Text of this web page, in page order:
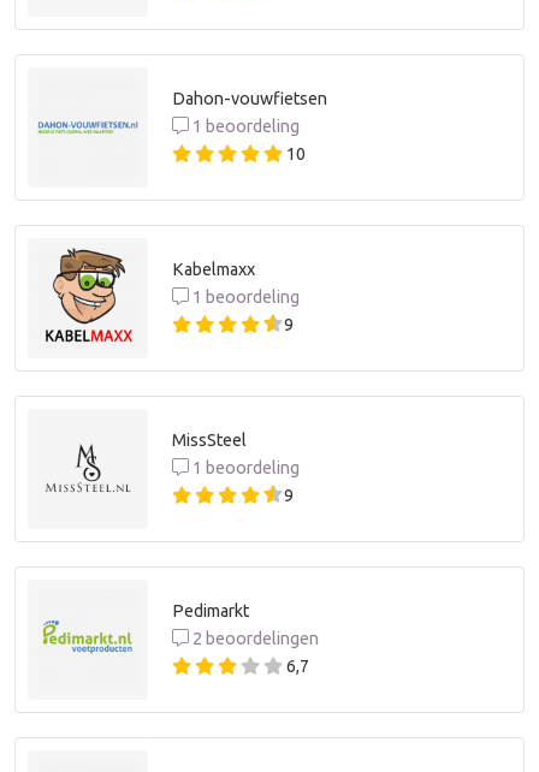
Dahon-vouwfietsen
1 beoordeling
10
Kabelmaxx
1 beoordeling
9
MissSteel
1 beoordeling
9
Pedimarkt
2 beoordelingen
6,7